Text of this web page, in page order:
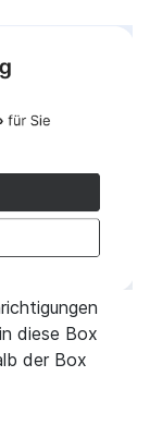
diese Box
der Box